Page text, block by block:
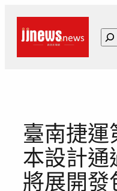
搜
尋
臺南捷運
本設計通
將展開發